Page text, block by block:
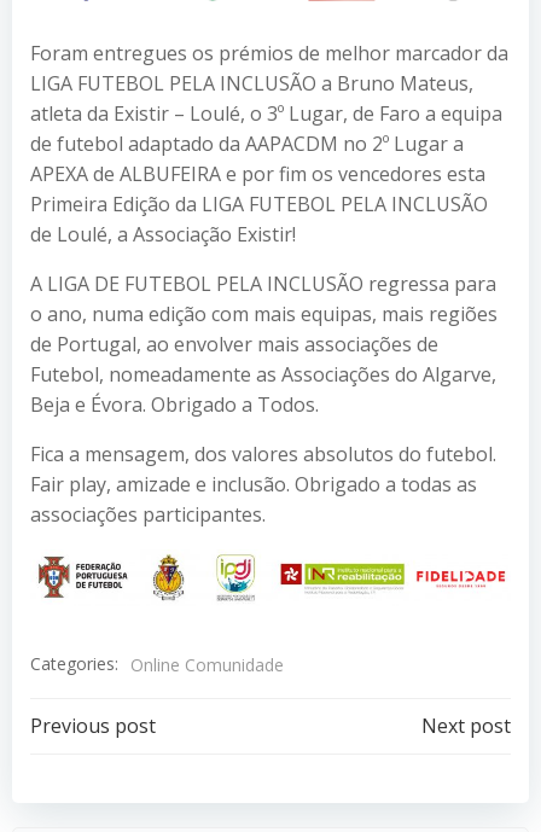
Foram entregues os prémios de melhor marcador da
LIGA FUTEBOL PELA INCLUSÃO a Bruno Mateus,
atleta da Existir – Loulé, o 3º Lugar, de Faro a equipa
de futebol adaptado da AAPACDM no 2º Lugar a
APEXA de ALBUFEIRA e por fim os vencedores esta
Primeira Edição da LIGA FUTEBOL PELA INCLUSÃO
de Loulé, a Associação Existir!
A LIGA DE FUTEBOL PELA INCLUSÃO regressa para
o ano, numa edição com mais equipas, mais regiões
de Portugal, ao envolver mais associações de
Futebol, nomeadamente as Associações do Algarve,
Beja e Évora. Obrigado a Todos.
Fica a mensagem, dos valores absolutos do futebol.
Fair play, amizade e inclusão. Obrigado a todas as
associações participantes.
Categories: Online Comunidade
Post
navigation
Previous post
navigation
Next post